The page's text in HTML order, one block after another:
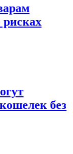
рисках
без